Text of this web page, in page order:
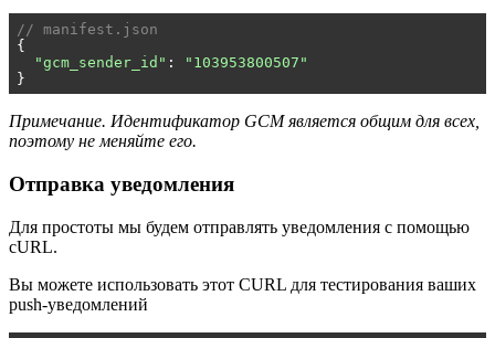
// manifest.json
{
"gcm_sender_id" :
"103953800507"
}
Примечание. Идентификатор GCM является общим для всех,
поэтому не меняйте его.
Отправка уведомления
Для простоты мы будем отправлять уведомления с помощью
cURL.
Вы можете использовать этот CURL для тестирования ваших
push-уведомлений